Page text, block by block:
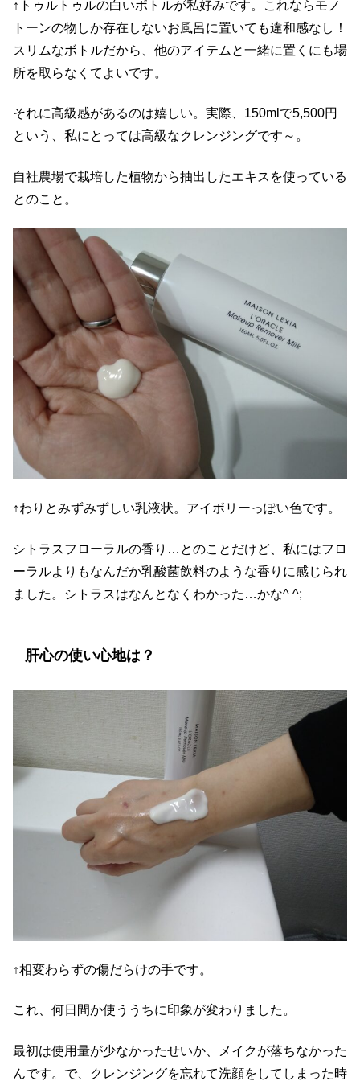
↑トゥルトゥルの白いボトルが私好みです。これならモノ
トーンの物しか存在しないお風呂に置いても違和感なし！
スリムなボトルだから、他のアイテムと一緒に置くにも場
所を取らなくてよいです。
それに高級感があるのは嬉しい。実際、150mlで5,500円
という、私にとっては高級なクレンジングです～。
自社農場で栽培した植物から抽出したエキスを使っている
とのこと。
↑わりとみずみずしい乳液状。アイボリーっぽい色です。
シトラスフローラルの香り…とのことだけど、私にはフロ
ーラルよりもなんだか乳酸菌飲料のような香りに感じられ
ました。シトラスはなんとなくわかった…かな^ ^;
肝心の使い心地は？
↑相変わらずの傷だらけの手です。
これ、何日間か使ううちに印象が変わりました。
最初は使用量が少なかったせいか、メイクが落ちなかった
んです。で、クレンジングを忘れて洗顔をしてしまった時